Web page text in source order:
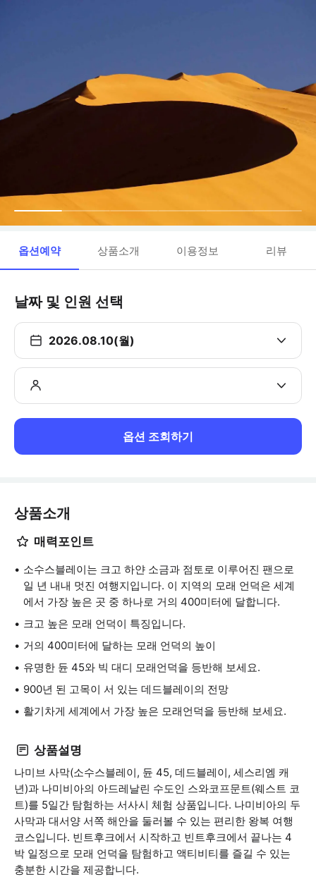
옵션예약 상품소개 이용정보 리뷰
날짜 및 인원 선택
2026.08.10(월)
옵션 조회하기
상품소개
매력포인트
소수스블레이는 크고 하얀 소금과 점토로 이루어진 팬으로
일 년 내내 멋진 여행지입니다. 이 지역의 모래 언덕은 세계
에서 가장 높은 곳 중 하나로 거의 400미터에 달합니다.
크고 높은 모래 언덕이 특징입니다.
거의 400미터에 달하는 모래 언덕의 높이
유명한 듄 45와 빅 대디 모래언덕을 등반해 보세요.
900년 된 고목이 서 있는 데드블레이의 전망
활기차게 세계에서 가장 높은 모래언덕을 등반해 보세요.
상품설명
나미브 사막(소수스블레이, 듄 45, 데드블레이, 세스리엠 캐
년)과 나미비아의 아드레날린 수도인 스와코프문트(웨스트 코
트)를 5일간 탐험하는 서사시 체험 상품입니다. 나미비아의 두
사막과 대서양 서쪽 해안을 둘러볼 수 있는 편리한 왕복 여행
코스입니다. 빈트후크에서 시작하고 빈트후크에서 끝나는 4
박 일정으로 모래 언덕을 탐험하고 액티비티를 즐길 수 있는
충분한 시간을 제공합니다.